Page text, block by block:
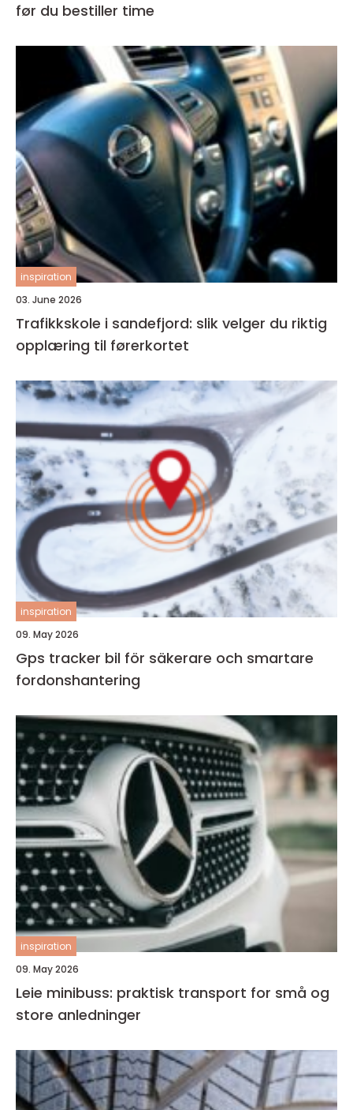
før du bestiller time
inspiration
03. June 2026
Trafikkskole i sandefjord: slik velger du riktig
opplæring til førerkortet
inspiration
09. May 2026
Gps tracker bil för säkerare och smartare
fordonshantering
inspiration
09. May 2026
Leie minibuss: praktisk transport for små og
store anledninger